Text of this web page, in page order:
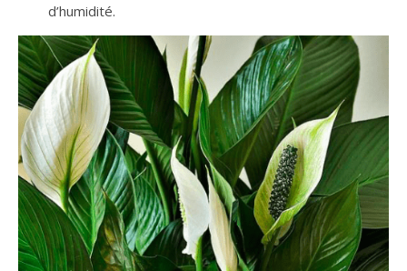
d’humidité.